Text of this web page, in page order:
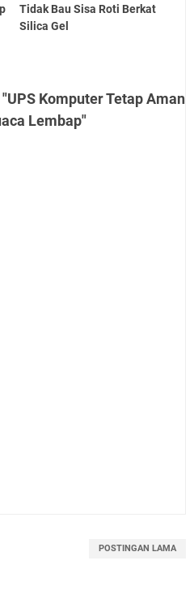
Tidak Bau Sisa Roti Berkat
Silica Gel
Komputer Tetap Aman
Lembap"
POSTINGAN LAMA